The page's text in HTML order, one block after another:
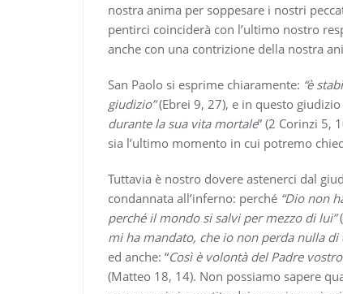
nostra anima per soppesare i nostri
pentirci coinciderà con l’ultimo nostro
anche con una contrizione della nostra
San Paolo si esprime chiaramente: “è
giudizio”(Ebrei 9, 27), e in questo
durante la sua vita mortale” (2 Corinzi 5,
sia l’ultimo momento in cui potremo
Tuttavia è nostro dovere astenerci dal
condannata all’inferno: perché “Dio non
perché il mondo si salvi per mezzo di lui”
mi ha mandato, che io non perda nulla
ed anche: “Così è volontà del Padre
(Matteo 18, 14). Non possiamo sapere